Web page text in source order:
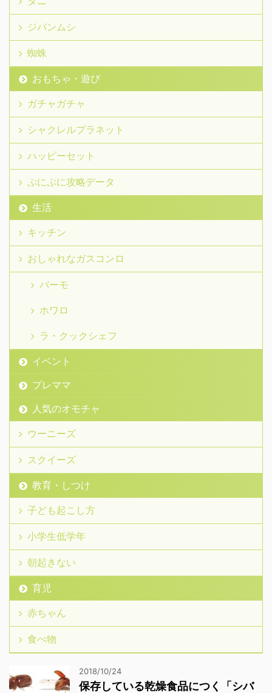
ジバンムシ
蜘蛛
おもちゃ・遊び
ガチャガチャ
シャクレルプラネット
ハッピーセット
ぷにぷに攻略データ
生活
キッチン
おしゃれなガスコンロ
バーモ
ホワロ
ラ・クックシェフ
イベント
プレママ
人気のオモチャ
ウーニーズ
スクイーズ
教育・しつけ
子ども起こし方
小学生低学年
朝起きない
育児
赤ちゃん
食べ物
2018/10/24
保存している乾燥食品につく「シバ